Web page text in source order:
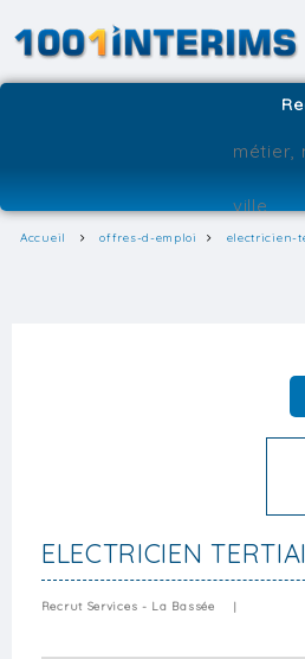
Accueil offres-d-emploi electricien-
ELECTRICIEN
Recrut Services - La Bassée |